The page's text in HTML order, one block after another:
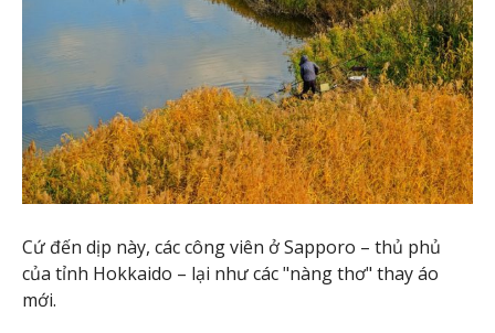
Cứ đến dịp này, các công viên ở Sapporo – thủ phủ
của tỉnh Hokkaido – lại như các "nàng thơ" thay áo
mới.